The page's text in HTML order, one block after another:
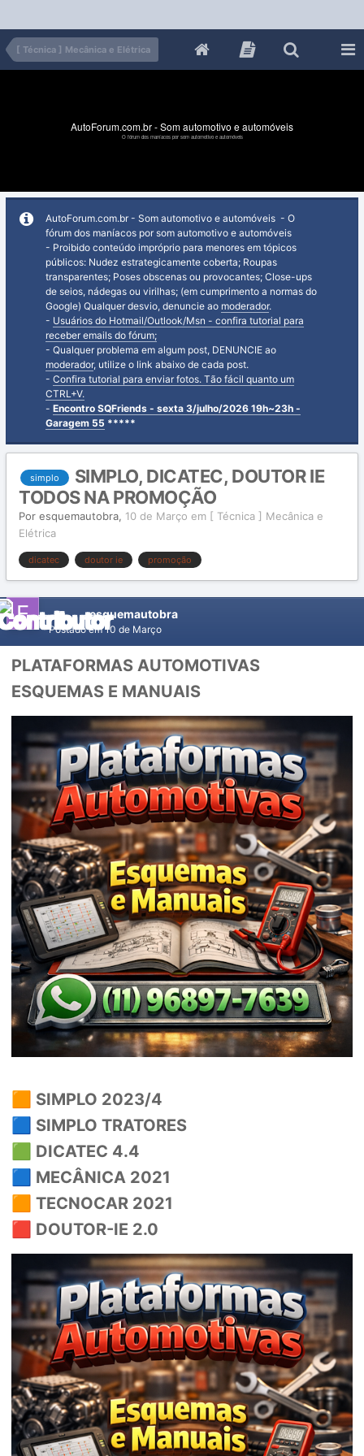
[ Técnica ] Mecânica e Elétrica
AutoForum.com.br - Som automotivo e automóveis
O fórum dos maníacos por som automotivo e automóveis
AutoForum.com.br - Som automotivo e automóveis - O
fórum dos maníacos por som automotivo e automóveis
- Proibido conteúdo impróprio para menores em tópicos
públicos: Nudez estrategicamente coberta; Roupas
transparentes; Poses obscenas ou provocantes; Close-ups
de seios, nádegas ou virilhas; (em cumprimento a normas do
Google) Qualquer desvio, denuncie ao moderador.
- Usuários do Hotmail/Outlook/Msn - confira tutorial para
receber emails do fórum;
- Qualquer problema em algum post, DENUNCIE ao
moderador, utilize o link abaixo de cada post.
- Confira tutorial para enviar fotos. Tão fácil quanto um
CTRL+V.
- Encontro SQFriends - sexta 3/julho/2026 19h~23h -
Garagem 55 *****
simplo
SIMPLO, DICATEC, DOUTOR IE
TODOS NA PROMOÇÃO
Por esquemautobra, 10 de Março em [ Técnica ] Mecânica e
Elétrica
dicatec doutor ie promoção
esquemautobra
Postado em10 de Março
PLATAFORMAS AUTOMOTIVAS
ESQUEMAS E MANUAIS
🟧
SIMPLO 2023/4
🟦
SIMPLO TRATORES
🟩
DICATEC 4.4
🟦
MECÂNICA 2021
🟧
TECNOCAR 2021
🟥
DOUTOR-IE 2.0